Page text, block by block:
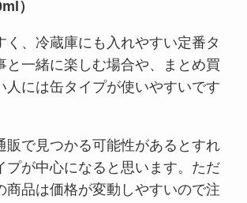
）
く、冷蔵庫にも入れやすい定番タ
と一緒に楽しむ場合や、まとめ買
人には缶タイプが使いやすいです
販で見つかる可能性があるとすれ
プが中心になると思います。ただ
商品は価格が変動しやすいので注